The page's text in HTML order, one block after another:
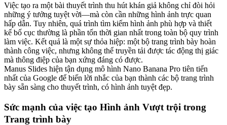
Việc tạo ra một bài thuyết trình thu hút khán giả không chỉ đòi hỏi
những ý tưởng tuyệt vời—mà còn cần những hình ảnh trực quan
hấp dẫn. Tuy nhiên, quá trình tìm kiếm hình ảnh phù hợp và thiết
kế bố cục thường là phần tốn thời gian nhất trong toàn bộ quy trình
làm việc. Kết quả là một sự thỏa hiệp: một bộ trang trình bày hoàn
thành công việc, nhưng không thể truyền tải được tác động thị giác
mà thông điệp của bạn xứng đáng có được.
Manus Slides hiện tận dụng mô hình Nano Banana Pro tiên tiến
nhất của Google để biến lời nhắc của bạn thành các bộ trang trình
bày sẵn sàng cho thuyết trình, có hình ảnh tuyệt đẹp.
Sức mạnh của việc tạo Hình ảnh Vượt trội trong
Trang trình bày